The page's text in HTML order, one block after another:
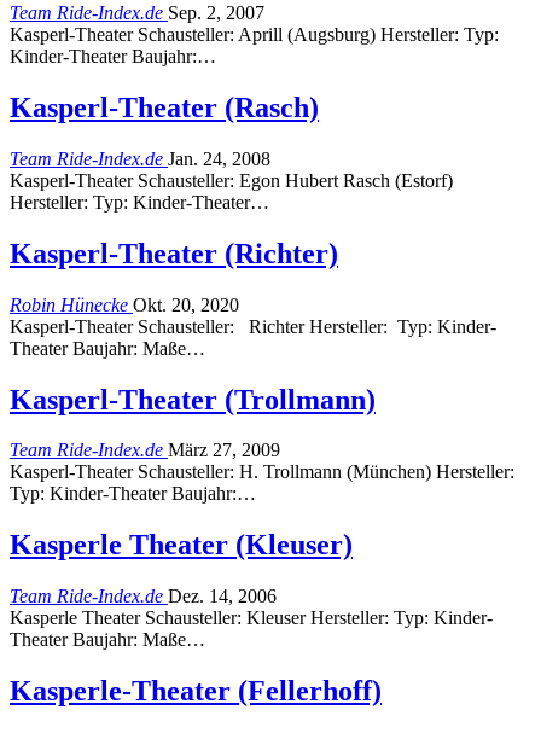
Team Ride-Index.de Sep. 2, 2007
Kasperl-Theater Schausteller: Aprill (Augsburg) Hersteller: Typ:
Kinder-Theater Baujahr:…
Kasperl-Theater (Rasch)
Team Ride-Index.de Jan. 24, 2008
Kasperl-Theater Schausteller: Egon Hubert Rasch (Estorf)
Hersteller: Typ: Kinder-Theater…
Kasperl-Theater (Richter)
Robin Hünecke Okt. 20, 2020
Kasperl-Theater Schausteller: Richter Hersteller: Typ: Kinder-
Theater Baujahr: Maße…
Kasperl-Theater (Trollmann)
Team Ride-Index.de März 27, 2009
Kasperl-Theater Schausteller: H. Trollmann (München) Hersteller:
Typ: Kinder-Theater Baujahr:…
Kasperle Theater (Kleuser)
Team Ride-Index.de Dez. 14, 2006
Kasperle Theater Schausteller: Kleuser Hersteller: Typ: Kinder-
Theater Baujahr: Maße…
Kasperle-Theater (Fellerhoff)